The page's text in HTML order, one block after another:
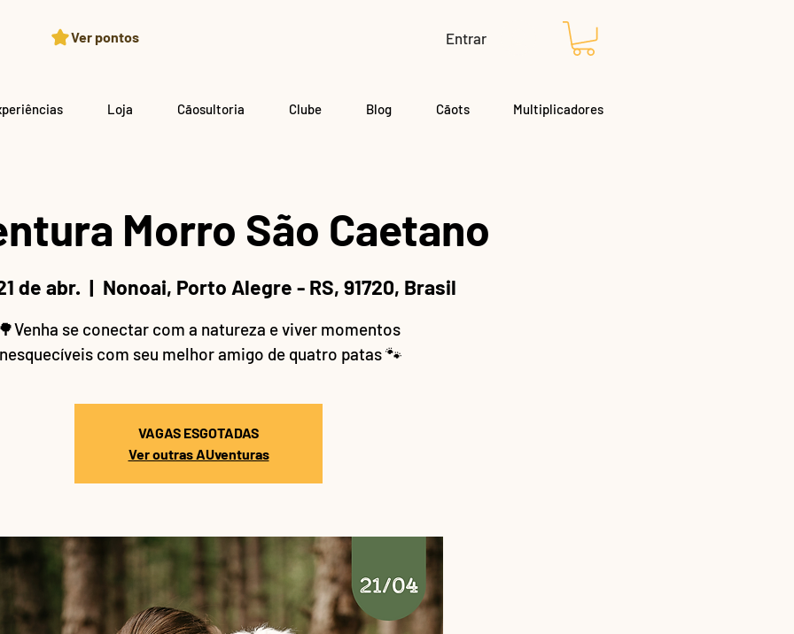
Ver pontos Entrar
Loja Cãosultoria Clube Blog Cãots Multiplicadores
Morro São Caetano
de abr.
  |
Nonoai, Porto Alegre - RS, 91720, Brasil
se conectar com a natureza e viver momentos
com seu melhor amigo de quatro patas 🐾
VAGAS ESGOTADAS
Ver outras AUventuras